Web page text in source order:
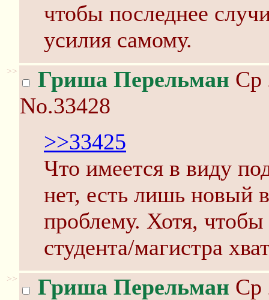
чтобы последнее
усилия самому.
>> Гриша Перельман Ср
No.33428
>>33425
Что имеется в виду
нет, есть лишь новый
проблему. Хотя, чтобы
студента/магистра
>> Гриша Перельман Ср